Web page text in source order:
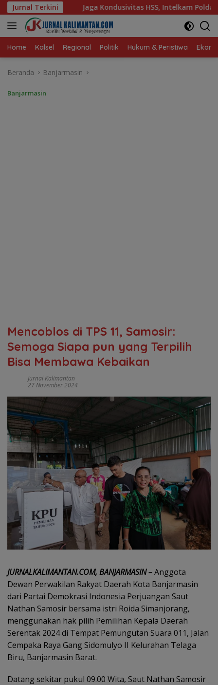
Langsung
ke
konten
Jurnal TerkiniHSS, Intelkam Polda Kalsel Dorong Persatuan dan
Home Kalsel Regional Politik Hukum & Peristiwa
Beranda Banjarmasin
Banjarmasin
Mencoblos di TPS 11, Samosir:
Semoga Siapa pun yang Terpilih
Bisa Membawa Kebaikan
Jurnal Kalimantan
27 November 2024
JURNALKALIMANTAN.COM, BANJARMASIN –Anggota
Dewan Perwakilan Rakyat Daerah Kota Banjarmasin
dari Partai Demokrasi Indonesia Perjuangan Saut
Nathan Samosir bersama istri Roida Simanjorang,
menggunakan hak pilih Pemilihan Kepala Daerah
Serentak 2024 di Tempat Pemungutan Suara 011, Jalan
Cempaka Raya Gang Sidomulyo II Kelurahan Telaga
Biru, Banjarmasin Barat.
Datang sekitar pukul 09.00 Wita, Saut Nathan Samosir